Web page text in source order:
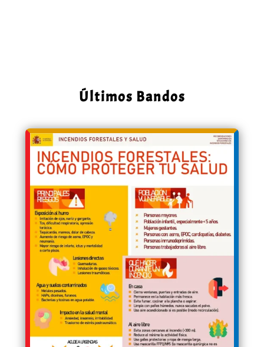
Últimos Bandos